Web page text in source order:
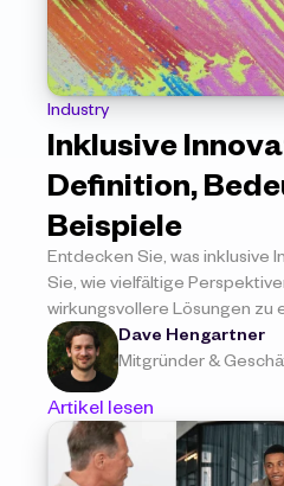
Industry
Inklusive
Definition,
Beispiele
Entdecken Sie, was inklusive
Sie, wie vielfältige
wirkungsvollere Lösungen zu
Dave Hengartner
Mitgründer &
Artikel lesen